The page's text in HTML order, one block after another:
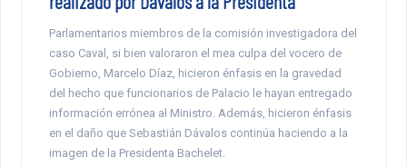
Parlamentarios miembros de la comisión investigadora del
caso Caval, si bien valoraron el mea culpa del vocero de
Gobierno, Marcelo Díaz, hicieron énfasis en la gravedad
del hecho que funcionarios de Palacio le hayan entregado
información errónea al Ministro. Además, hicieron énfasis
en el daño que Sebastián Dávalos continúa haciendo a la
imagen de la Presidenta Bachelet.